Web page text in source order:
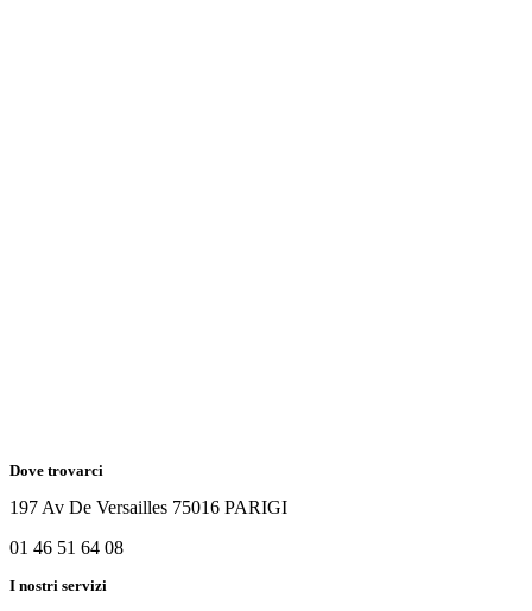
Dove trovarci
197 Av De Versailles 75016 PARIGI
01 46 51 64 08
I nostri servizi